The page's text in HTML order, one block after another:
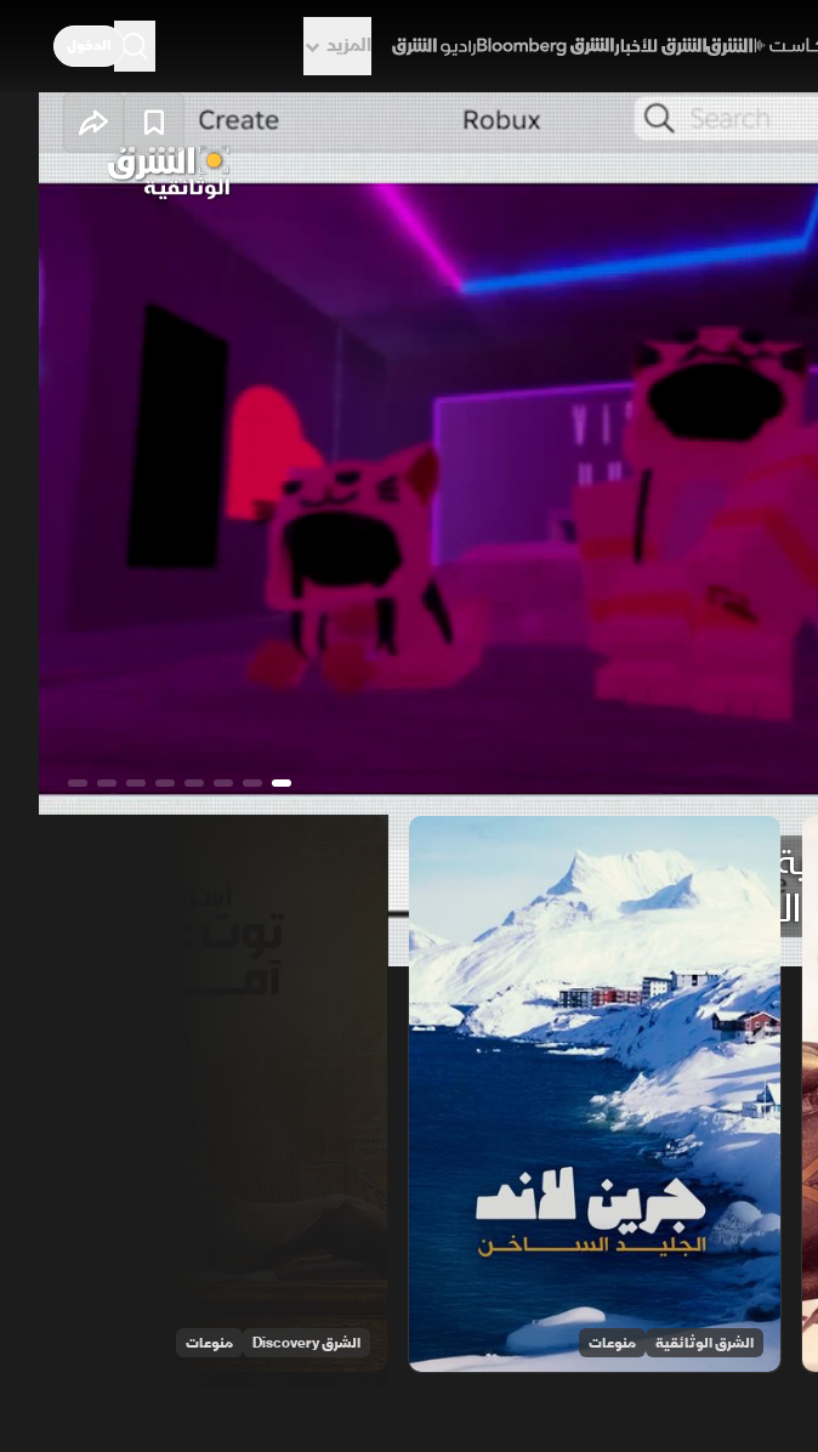
المزيد
الأطفال
إليه
الإلكترونية جوانب مظلمة تشكل تهديدًا للأطفال حيث تعاني من
يكشف الفيلم الوثائقي عن تطور هذه التهديدات من مجرد
والاعتداء. يستخدم "روبلوكس" كمثال، حيث يتم استغلاله
جرين لاند.. الجليد الساخن
الشرق الوثائقية منوعات الشرق Discovery منوعات